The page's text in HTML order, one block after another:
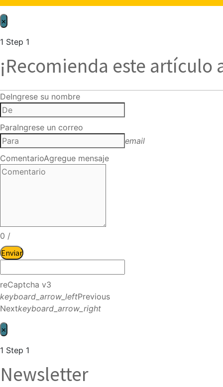
×
1 Step 1
¡Recomienda este artículo
DeIngrese su nombre
ParaIngrese un correo
email
ComentarioAgregue mensaje
0 /
Enviar
reCaptcha v3
keyboard_arrow_leftPrevious
Nextkeyboard_arrow_right
×
1 Step 1
Newsletter